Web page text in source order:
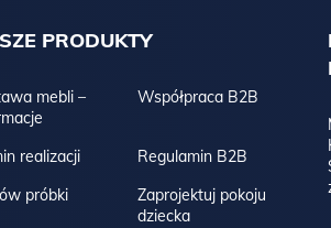
PRODUKTY
mebli –
realizacji
próbki
Współpraca B2B
Regulamin B2B
Zaprojektuj pokoju
dziecka